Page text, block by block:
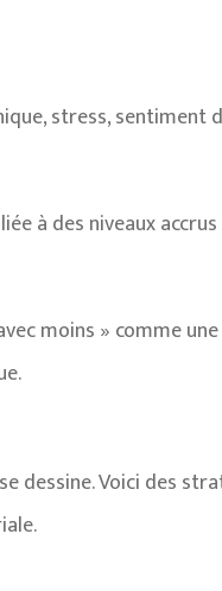
stress, sentiment
à des niveaux
moins » comme
dessine. Voici des